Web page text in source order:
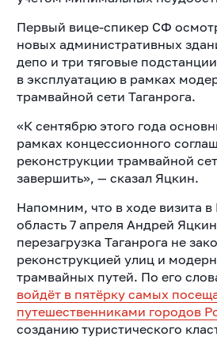
Первый вице-спикер СФ
новых административных
депо и три тяговые
в эксплуатацию в рамках
трамвайной сети Таганрога.
«К сентябрю этого года
рамках концессионного
реконструкции трамвайной
завершить», — сказал Яцкин.
Напомним, что в ходе визита в
область 7 апреля Андрей
перезагрузка Таганрога не
реконструкцией улиц и
трамвайных путей. По его
войдёт в пятёрку самых
путешественниками городов
созданию туристического